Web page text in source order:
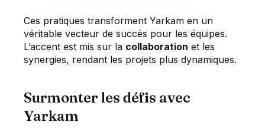
Ces pratiques transforment Yarkam en un
véritable vecteur de succès pour les équipes.
L’accent est mis sur la collaboration et les
synergies, rendant les projets plus dynamiques.
Surmonter les défis avec
Yarkam